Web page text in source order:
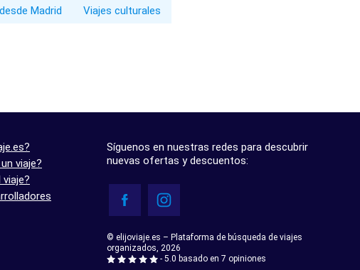
Madrid
Viajes culturales
viaje?
Síguenos en nuestras redes para descubrir
nuevas ofertas y descuentos:
© elijoviaje.es – Plataforma de búsqueda de viajes
organizados, 2026
- 5.0 basado en 7 opiniones